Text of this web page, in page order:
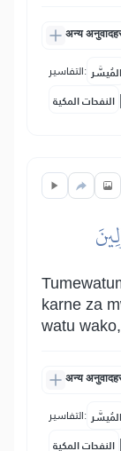
अन्य
التفاسير: المُيسَّر
النفحات المكية |
karne za
watu
अन्य
التفاسير: المُيسَّر
النفحات المكية |